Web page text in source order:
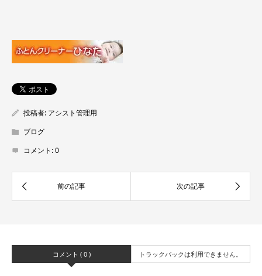
投稿者: アシスト管理用
ブログ
コメント:0
コメント ( 0 ) トラックバックは利用できません。